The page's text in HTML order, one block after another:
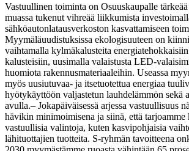
Vastuullinen toiminta on Osuuskaupalle
muassa tukenut vihreää liikkumista
sähköautonlatausverkoston kasvattamiseen
Myymäläuudistuksissa ekologisuuteen on
vaihtamalla kylmäkalusteita
kalusteisiin, uusimalla valaistusta LED-
huomiota rakennusmateriaaleihin. Useassa
myös uusiutuvaa- ja itsetuotettua energiaa
hyötykäyttöön valjastetun lauhdelämmön sekä
avulla.– Jokapäiväisessä arjessa vastuullisuus
hävikin minimoimisena ja siinä, että
vastuullisia valintoja, kuten kasvipohjaisia
lähituottajien tuotteita. S-ryhmän tavoitteena